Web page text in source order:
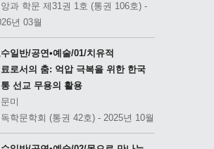
과 학문 제31권 1호 (통권 106호) -
년 03월
일반/공연•예술/01/치유적
로서의 춤: 억압 극복을 위한 한국
선교 무용의 활용
미
학문학회 (통권 42호) - 2025년 10월